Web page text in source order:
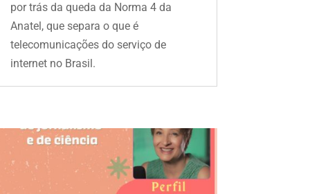
por trás da queda da Norma 4 da
Anatel, que separa o que é
telecomunicações do serviço de
internet no Brasil.